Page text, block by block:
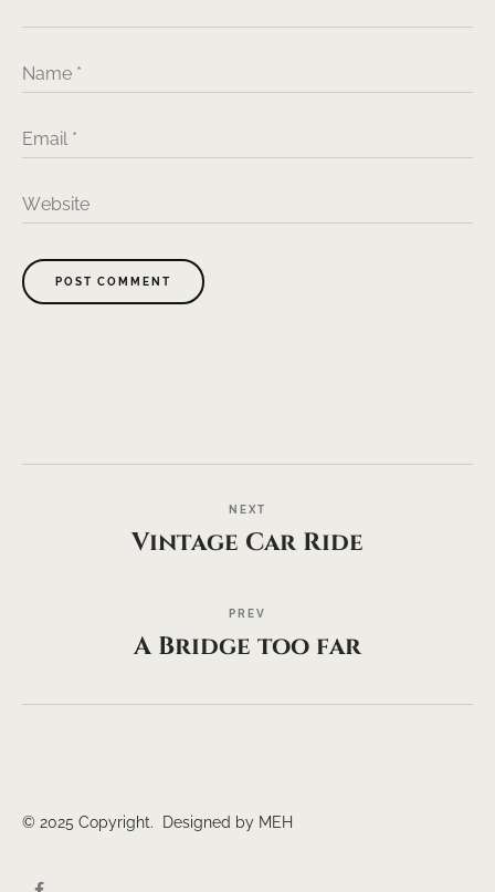
Name *
Email *
Website
POST COMMENT
NEXT
Vintage Car Ride
PREV
A Bridge too far
© 2025 Copyright. Designed by MEH